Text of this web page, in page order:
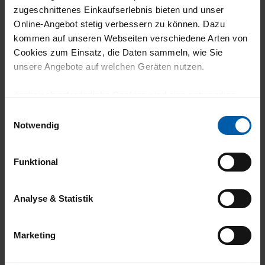
zugeschnittenes Einkaufserlebnis bieten und unser
Online-Angebot stetig verbessern zu können. Dazu
kommen auf unseren Webseiten verschiedene Arten von
Cookies zum Einsatz, die Daten sammeln, wie Sie
unsere Angebote auf welchen Geräten nutzen.
grundlegende Funktionen wie etwa zur Auswahl und
gewährleisten.
Für die Darstellung personalisierter Angebote, Anzeigen
und Inhalte aufgrund Ihres Nutzerverhaltens und Ihres
Zwecke zur Analyse und Optimierung unserer
Notwendig
Funktional
Analyse & Statistik
Marketing
climate-neutral
shipping
Family business